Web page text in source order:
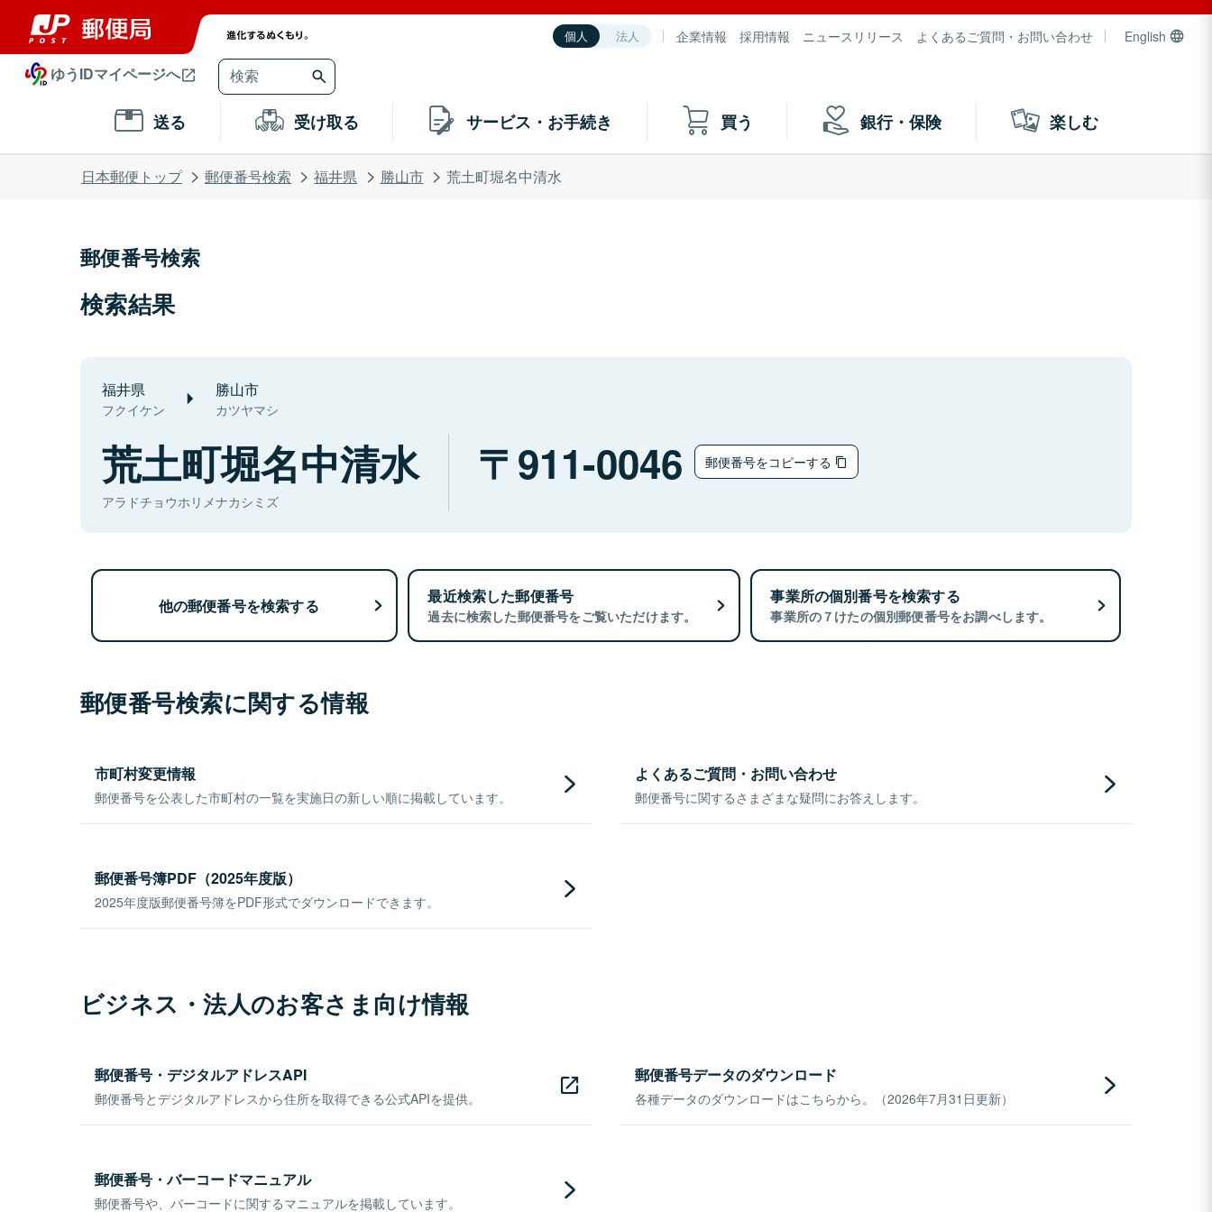
個人 法人 企業情報 採用情報 ニュースリリース よくあるご質問・お問い合わせ English
ゆうIDマイページへ
送る 受け取る サービス・お手続き 買う 銀行・保険 楽しむ
日本郵便トップ 郵便番号検索 福井県 勝山市 荒土町堀名中清水
郵便番号検索
検索結果
福井県
フクイケン
勝山市
カツヤマシ
荒土町堀名中清水
アラドチョウホリメナカシミズ
911-0046 郵便番号をコピーする
他の郵便番号を検索する 最近検索した郵便番号
過去に検索した郵便番号をご覧いただけます。
事業所の個別番号を検索する
事業所の７けたの個別郵便番号をお調べします。
郵便番号検索に関する情報
市町村変更情報
郵便番号を公表した市町村の一覧を実施日の新しい順に掲載しています。
よくあるご質問・お問い合わせ
郵便番号に関するさまざまな疑問にお答えします。
郵便番号簿PDF（2025年度版）
2025年度版郵便番号簿をPDF形式でダウンロードできます。
ビジネス・法人のお客さま向け情報
郵便番号・デジタルアドレスAPI
郵便番号とデジタルアドレスから住所を取得できる公式APIを提供。
郵便番号データのダウンロード
各種データのダウンロードはこちらから。（2026年7月31日更新）
郵便番号・バーコードマニュアル
郵便番号や、バーコードに関するマニュアルを掲載しています。